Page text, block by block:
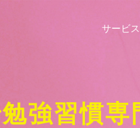
サービス
強習慣専